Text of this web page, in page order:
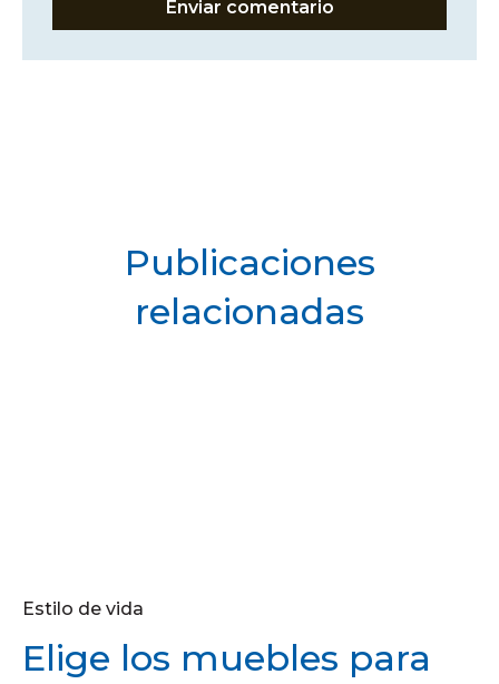
Publicaciones
relacionadas
Estilo de vida
Elige los muebles para